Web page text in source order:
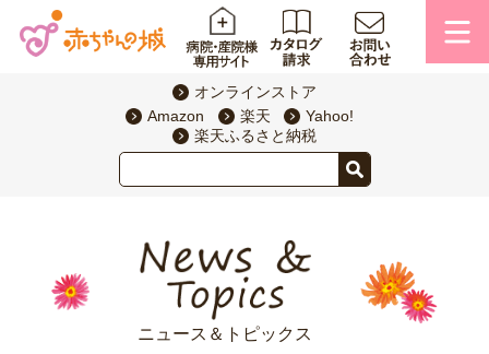
オンラインストア
Amazon
楽天
Yahoo!
楽天ふるさと納税
ニュース＆トピックス